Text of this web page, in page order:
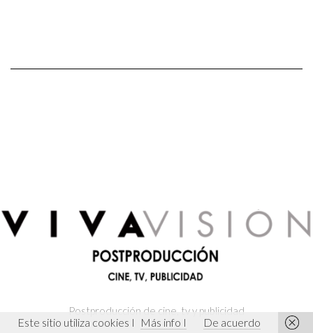
Postproducción de cine, tv y publicidad
Este sitio utiliza cookies I Más info I De acuerdo